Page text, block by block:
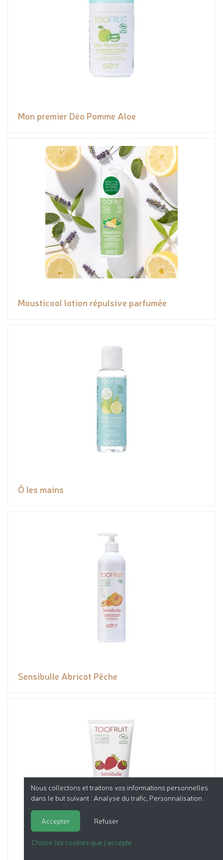
Mon premier Déo Pomme Aloe
Mousticool lotion répulsive parfumée
Ô les mains
Sensibulle Abricot Pêche
Nous collectons et traitons vos informations personnelles
dans le but suivant : Analyse du trafic, Personnalisation
Accepter Refuser
Choisir les cookies que j'accepte